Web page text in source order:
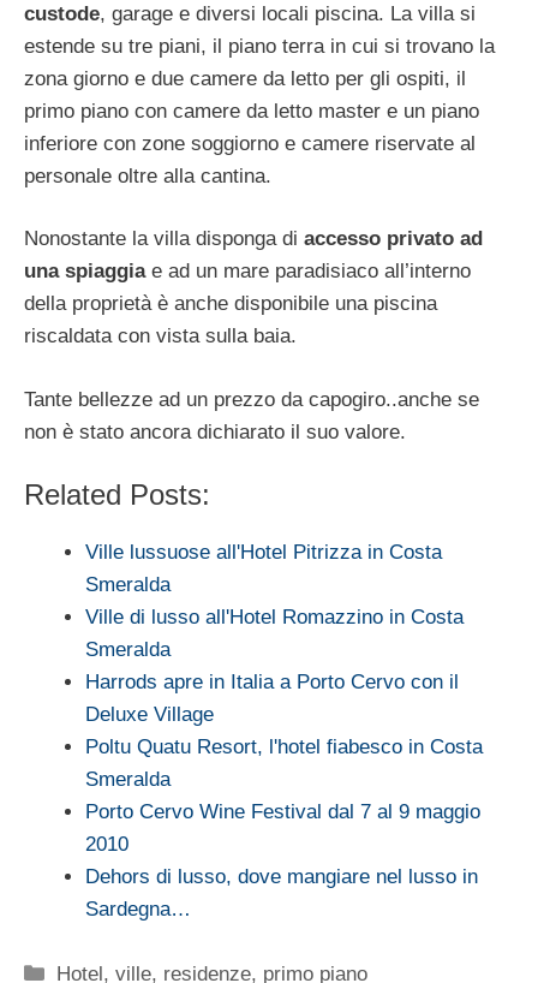
custode, garage e diversi locali piscina. La villa si
estende su tre piani, il piano terra in cui si trovano la
zona giorno e due camere da letto per gli ospiti, il
primo piano con camere da letto master e un piano
inferiore con zone soggiorno e camere riservate al
personale oltre alla cantina.
Nonostante la villa disponga di accesso privato ad
una spiaggia e ad un mare paradisiaco all’interno
della proprietà è anche disponibile una piscina
riscaldata con vista sulla baia.
Tante bellezze ad un prezzo da capogiro..anche se
non è stato ancora dichiarato il suo valore.
Related Posts:
Ville lussuose all'Hotel Pitrizza in Costa
Smeralda
Ville di lusso all'Hotel Romazzino in Costa
Smeralda
Harrods apre in Italia a Porto Cervo con il
Deluxe Village
Poltu Quatu Resort, l'hotel fiabesco in Costa
Smeralda
Porto Cervo Wine Festival dal 7 al 9 maggio
2010
Dehors di lusso, dove mangiare nel lusso in
Sardegna…
Categorie
Hotel, ville, residenze, primo piano